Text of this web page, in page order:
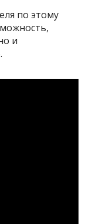
по этому
и